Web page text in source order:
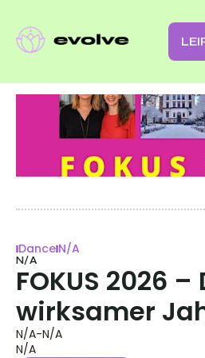
Dance N/A
N/A
FOKUS 2026 –
wirksamer
N/A-N/A
N/A